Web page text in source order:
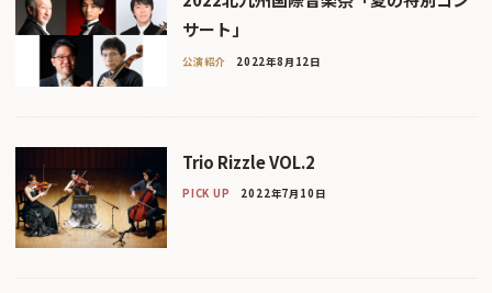
サート」
公演紹介 2022年8月12日
Trio Rizzle VOL.2
PICK UP 2022年7月10日